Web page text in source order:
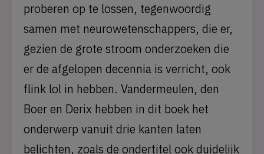
proberen op te lossen, tegenwoordig
samen met neurowetenschappers, die er,
gezien de grote stroom onderzoeken die
er de afgelopen decennia is verricht, ook
flink lol in hebben. Vandermeulen, den
Boer en Derix hebben in dit boek het
onderwerp vanuit drie kanten laten
belichten, zoals de ondertitel ook duidelijk